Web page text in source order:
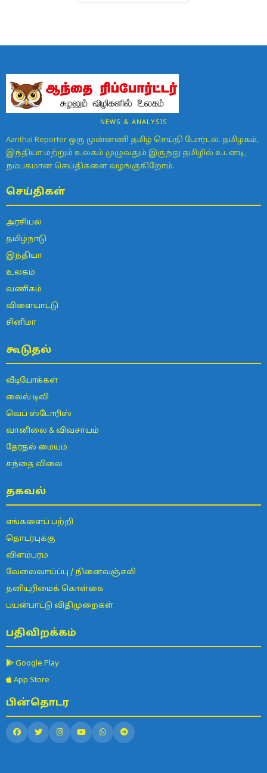
NEWS & ANALYSIS
Aanthai Reporter ஒரு முன்னணி தமிழ் செய்தி போர்டல். தமிழகம்,
இந்தியா மற்றும் உலகம் முழுவதும் இருந்து தமிழில் உடனடி,
நம்பகமான செய்திகளை வழங்குகிறோம்.
செய்திகள்
அரசியல்
தமிழ்நாடு
இந்தியா
உலகம்
வணிகம்
விளையாட்டு
சினிமா
கூடுதல்
வீடியோக்கள்
லைவ் டிவி
வெப் ஸ்டோரிஸ்
வானிலை & விவசாயம்
தேர்தல் மையம்
சந்தை விலை
தகவல்
எங்களைப் பற்றி
தொடர்புக்கு
விளம்பரம்
வேலைவாய்ப்பு / நினைவஞ்சலி
தனியுரிமைக் கொள்கை
பயன்பாட்டு விதிமுறைகள்
பதிவிறக்கம்
Google Play
App Store
பின்தொடர